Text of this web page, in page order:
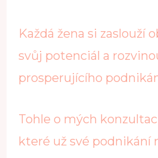
Každá žena si zaslouží
svůj potenciál a
prosperujícího
Tohle o mých
které už své podnikání